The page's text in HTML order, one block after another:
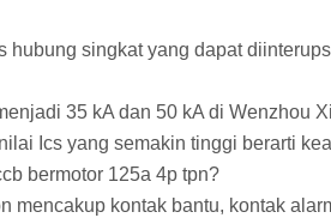
hubung singkat yang dapat
35 kA dan 50 kA di Wenzhou
Ics yang semakin tinggi berarti
bermotor 125a 4p tpn?
mencakup kontak bantu, kontak